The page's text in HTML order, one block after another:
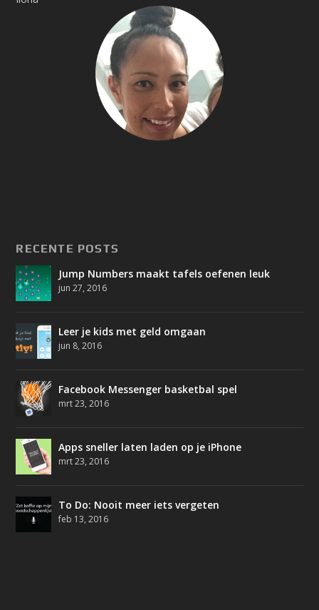
RECENTE POSTS
Jump Numbers maakt tafels oefenen leuk
jun 27, 2016
Leer je kids met geld omgaan
jun 8, 2016
Facebook Messenger basketbal spel
mrt 23, 2016
Apps sneller laten laden op je iPhone
mrt 23, 2016
To Do: Nooit meer iets vergeten
feb 13, 2016